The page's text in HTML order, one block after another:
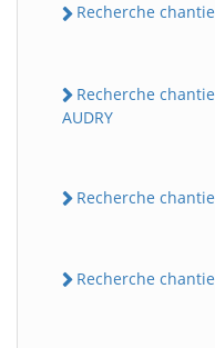
Recherche
Recherche
AUDRY
Recherche
Recherche